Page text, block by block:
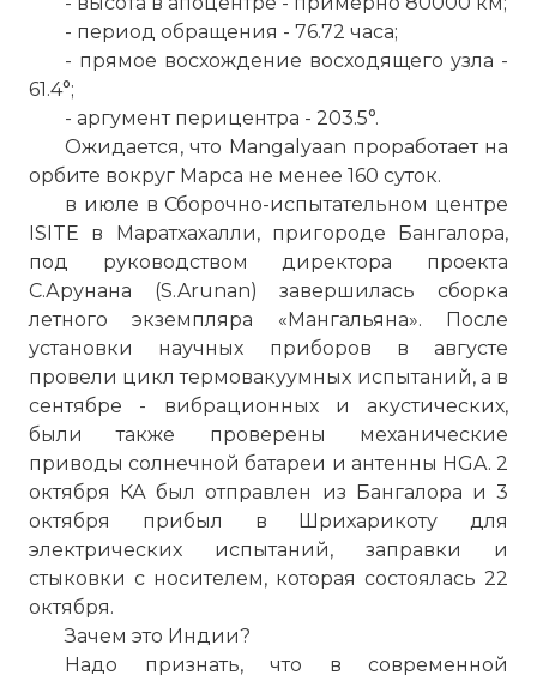
- период обращения - 76.72 часа;
- прямое восхождение восходящего узла -
61.4°;
- аргумент перицентра - 203.5°.
Ожидается, что Mangalyaan проработает на
орбите вокруг Марса не менее 160 суток.
в июле в Сборочно-испытательном центре
ISITE в Маратхахалли, пригороде Бангалора,
под руководством директора проекта
С.Арунана (S.Arunan) завершилась сборка
летного экземпляра «Мангальяна». После
установки научных приборов в августе
провели цикл термовакуумных испытаний, а в
сентябре - вибрационных и акустических,
были также проверены механические
приводы солнечной батареи и антенны HGA. 2
октября КА был отправлен из Бангалора и 3
октября прибыл в Шрихарикоту для
электрических испытаний, заправки и
стыковки с носителем, которая состоялась 22
октября.
Зачем это Индии?
Надо признать, что в современной